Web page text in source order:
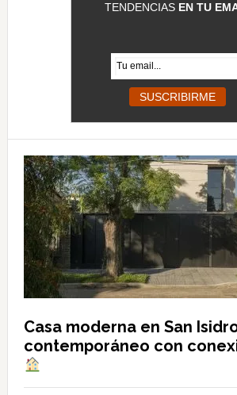
TENDENCIAS EN TU
Casa moderna en San
contemporáneo con